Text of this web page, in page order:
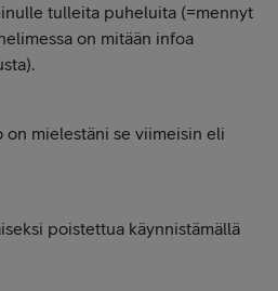
tulleita puheluita (=mennyt
on mitään infoa
on mielestäni se viimeisin eli
poistettua käynnistämällä